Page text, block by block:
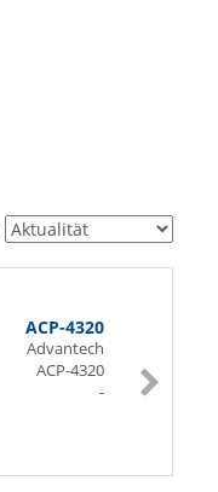
ACP-4320
Advantech
ACP-4320
-